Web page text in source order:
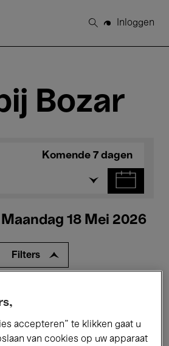
Zoeken
Inloggen
Bozar
Komende 7 dagen
18 Mei 2026
Filters
Films
accepteren” te klikken gaat u
van cookies op uw apparaat